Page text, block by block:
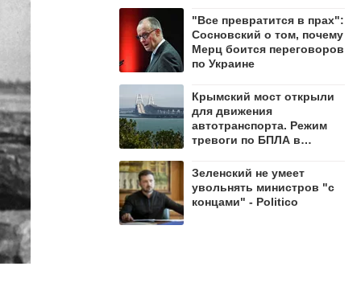
"Все превратится в прах":
Сосновский о том, почему
Мерц боится переговоров
по Украине
Крымский мост открыли
для движения
автотранспорта. Режим
тревоги по БПЛА в
Зеленский не умеет
увольнять министров "с
концами" - Politico